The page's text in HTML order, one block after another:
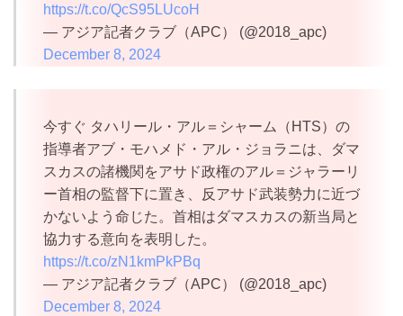
https://t.co/QcS95LUcoH
— アジア記者クラブ（APC） (@2018_apc)
December 8, 2024
今すぐ タハリール・アル＝シャーム（HTS）の
指導者アブ・モハメド・アル・ジョラニは、ダマ
スカスの諸機関をアサド政権のアル＝ジャラーリ
ー首相の監督下に置き、反アサド武装勢力に近づ
かないよう命じた。首相はダマスカスの新当局と
協力する意向を表明した。
https://t.co/zN1kmPkPBq
— アジア記者クラブ（APC） (@2018_apc)
December 8, 2024